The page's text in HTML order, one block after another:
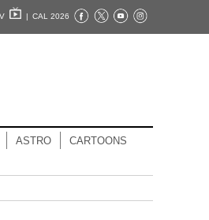
| CAL 2026
ASTRO CARTOONS